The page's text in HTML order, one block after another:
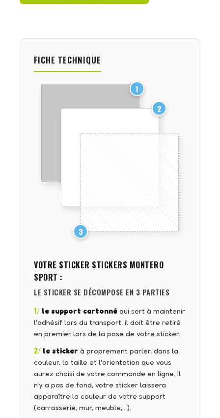
FICHE TECHNIQUE
1
2
3
VOTRE STICKER STICKERS MONTERO
SPORT :
LE STICKER SE DÉCOMPOSE EN 3 PARTIES
1/ le support cartonné qui sert à maintenir
l'adhésif lors du transport, il doit être retiré
en premier lors de la pose de votre sticker.
2/ le sticker à proprement parler, dans la
couleur, la taille et l'orientation que vous
aurez choisi de votre commande en ligne. Il
n'y a pas de fond, votre sticker laissera
apparaître la couleur de votre support
(carrosserie, mur, meuble,…).